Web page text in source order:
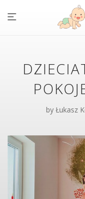
by Łukasz